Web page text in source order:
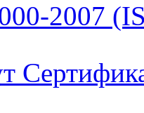
2007